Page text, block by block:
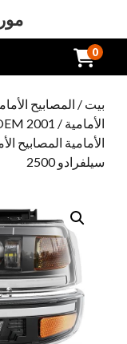
0
بيت / المصابيح
الأمامية
سيلفرادو 2500